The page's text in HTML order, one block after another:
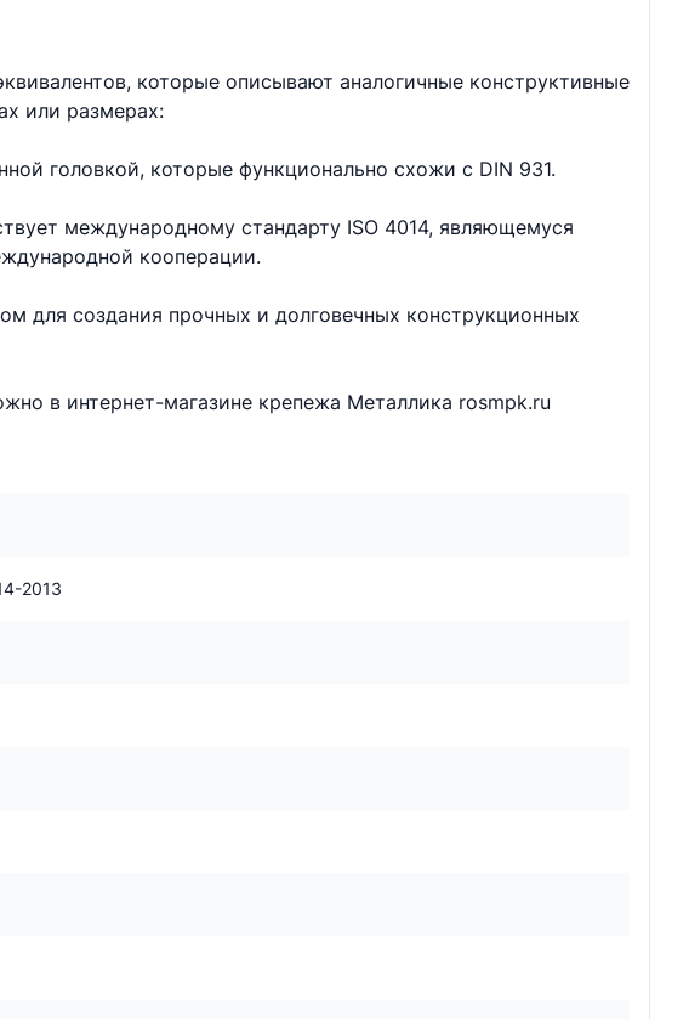
которые описывают аналогичные конструктивные
или размерах:
головкой, которые функционально схожи с DIN 931.
международному стандарту ISO 4014, являющемуся
кооперации.
для создания прочных и долговечных конструкционных
в интернет-магазине крепежа Металлика rosmpk.ru
2013